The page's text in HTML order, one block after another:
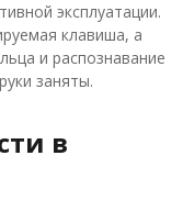
эксплуатации.
клавиша, а
и распознавание
заняты.
в